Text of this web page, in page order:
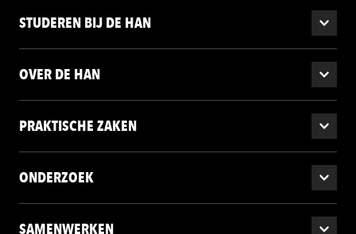
STUDEREN BIJ DE HAN
OVER DE HAN
PRAKTISCHE ZAKEN
ONDERZOEK
SAMENWERKEN